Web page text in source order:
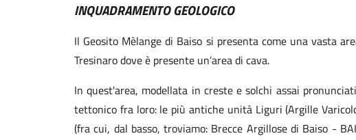
INQUADRAMENTO GEOLOGICO
Il Geosito Mèlange di Baiso si presenta come una vasta
Tresinaro dove è presente un’area di cava.
In quest'area, modellata in creste e solchi assai
tettonico fra loro: le più antiche unità Liguri (Argille
(fra cui, dal basso, troviamo: Brecce Argillose di Baiso -